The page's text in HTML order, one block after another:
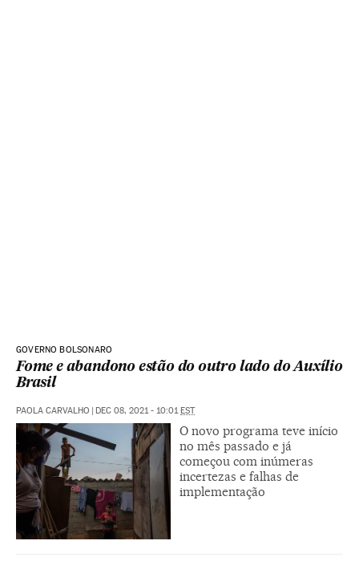
GOVERNO BOLSONARO
Fome e abandono estão do outro lado do Auxílio
Brasil
PAOLA CARVALHO | DEC 08, 2021 - 10:01EST
O novo programa teve início
no mês passado e já
começou com inúmeras
incertezas e falhas de
implementação